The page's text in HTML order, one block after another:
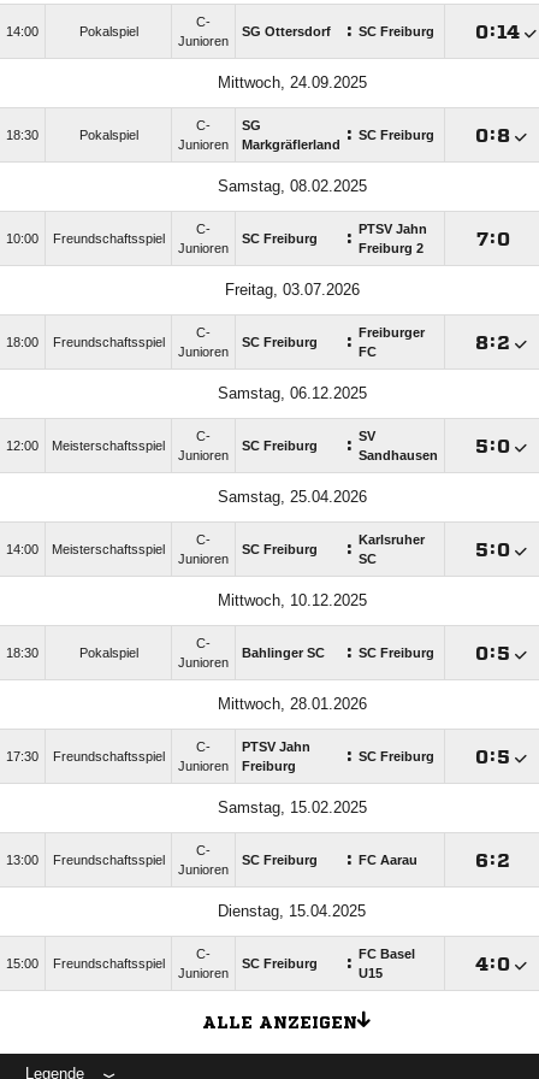
14:00 Pokalspiel
C-
Junioren
SG Ottersdorf : SC Freiburg :
Mittwoch, 24.09.2025
18:30 Pokalspiel
C-
Junioren
SG
Markgräflerland
: SC Freiburg :
Samstag, 08.02.2025
10:00 Freundschaftsspiel
C-
Junioren
SC Freiburg :
PTSV Jahn
Freiburg 2
:
Freitag, 03.07.2026
18:00 Freundschaftsspiel
C-
Junioren
SC Freiburg :
Freiburger
FC
:
Samstag, 06.12.2025
12:00 Meisterschaftsspiel
C-
Junioren
SC Freiburg : SV
Sandhausen
:
Samstag, 25.04.2026
14:00 Meisterschaftsspiel
C-
Junioren
SC Freiburg :
Karlsruher
SC
:
Mittwoch, 10.12.2025
18:30 Pokalspiel
C-
Junioren
Bahlinger SC : SC Freiburg :
Mittwoch, 28.01.2026
17:30 Freundschaftsspiel
C-
Junioren
PTSV Jahn
Freiburg
: SC Freiburg :
Samstag, 15.02.2025
13:00 Freundschaftsspiel
C-
Junioren
SC Freiburg : FC Aarau :
Dienstag, 15.04.2025
15:00 Freundschaftsspiel
C-
Junioren
SC Freiburg :
FC Basel
U15
:
ALLE ANZEIGEN
Legende